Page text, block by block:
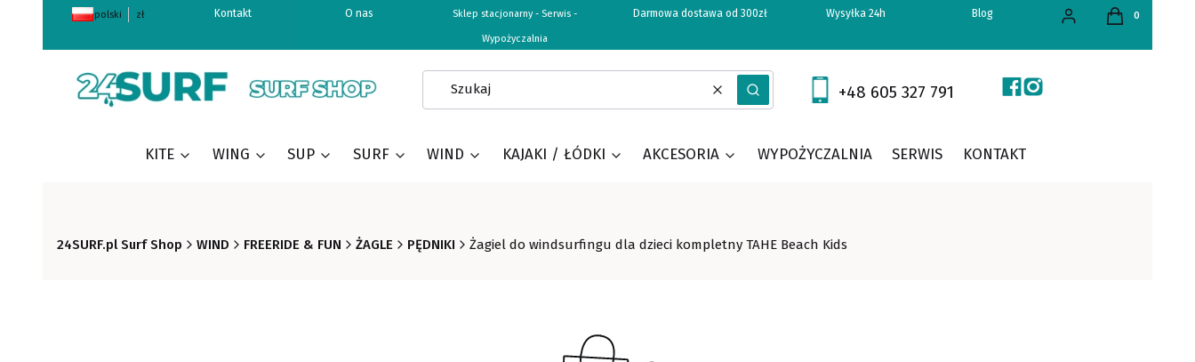
polski zł Kontakt O nas Sklep stacjonarny - Serwis -
Wypożyczalnia
Darmowa dostawa od 300zł Wysyłka 24h Blog Zaloguj sięProdukty w
Koszyk
WyczyśćSzukaj +48 605 327 791
KITE WING SUP SURF WIND KAJAKI / ŁÓDKI AKCESORIA WYPOŻYCZALNIA SERWIS KONTAKT
24SURF.pl Surf Shop WIND FREERIDE & FUN ŻAGLE PĘDNIKI Żagiel do windsurfingu dla dzieci kompletny TAHE Beach Kids